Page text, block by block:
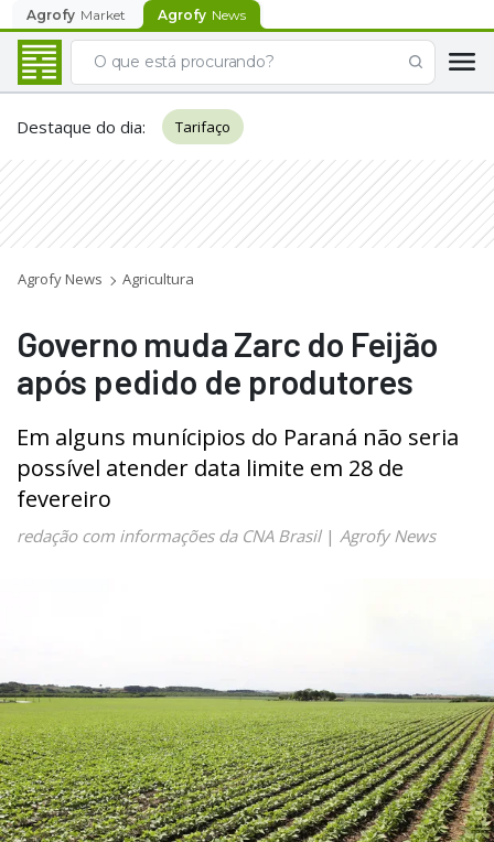
Agrofy Market Agrofy News
Destaque do dia: Tarifaço
Agrofy News Agricultura
Governo muda Zarc do Feijão
após pedido de produtores
Em alguns munícipios do Paraná não seria
possível atender data limite em 28 de
fevereiro
redação com informações da CNA Brasil| Agrofy News